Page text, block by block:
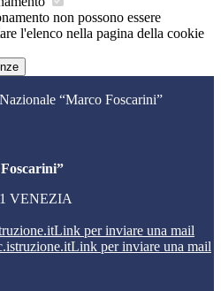
non possono essere
l'elenco nella pagina della cookie
“Marco Foscarini”
VENEZIA
Link per inviare una mail
Link per inviare una mail